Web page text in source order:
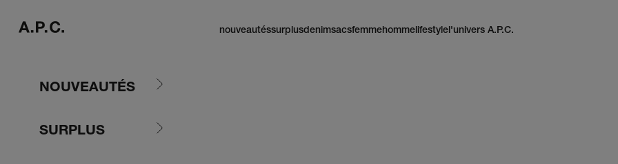
A.P.C. Paris
nouveautéssurplusdenimsacsfemmehommelifestylel'univers A.P.C.
NOUVEAUTÉS
SURPLUS